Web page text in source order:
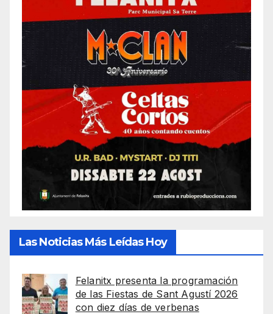
Las Noticias Más Leídas Hoy
Felanitx presenta la programación
de las Fiestas de Sant Agustí 2026
con diez días de verbenas